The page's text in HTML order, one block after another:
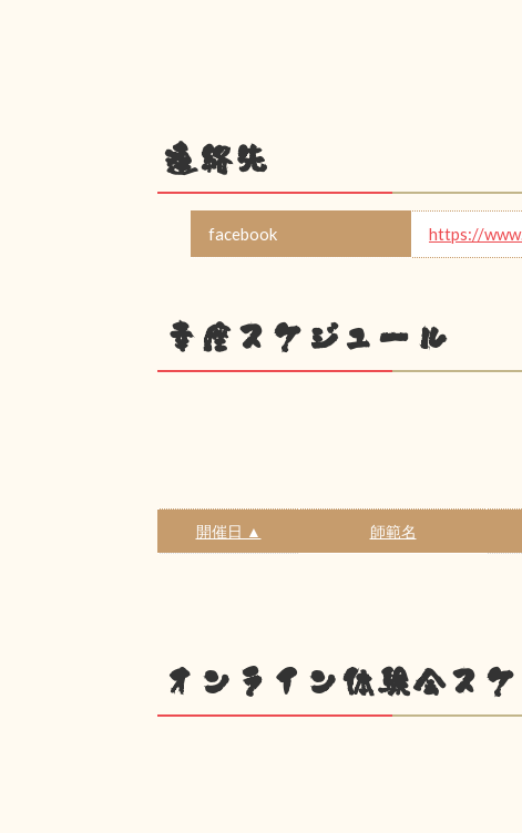
連絡先
facebook https://
幸座スケジュール
開催日 ▲ 師範名
オンライン体験会ス